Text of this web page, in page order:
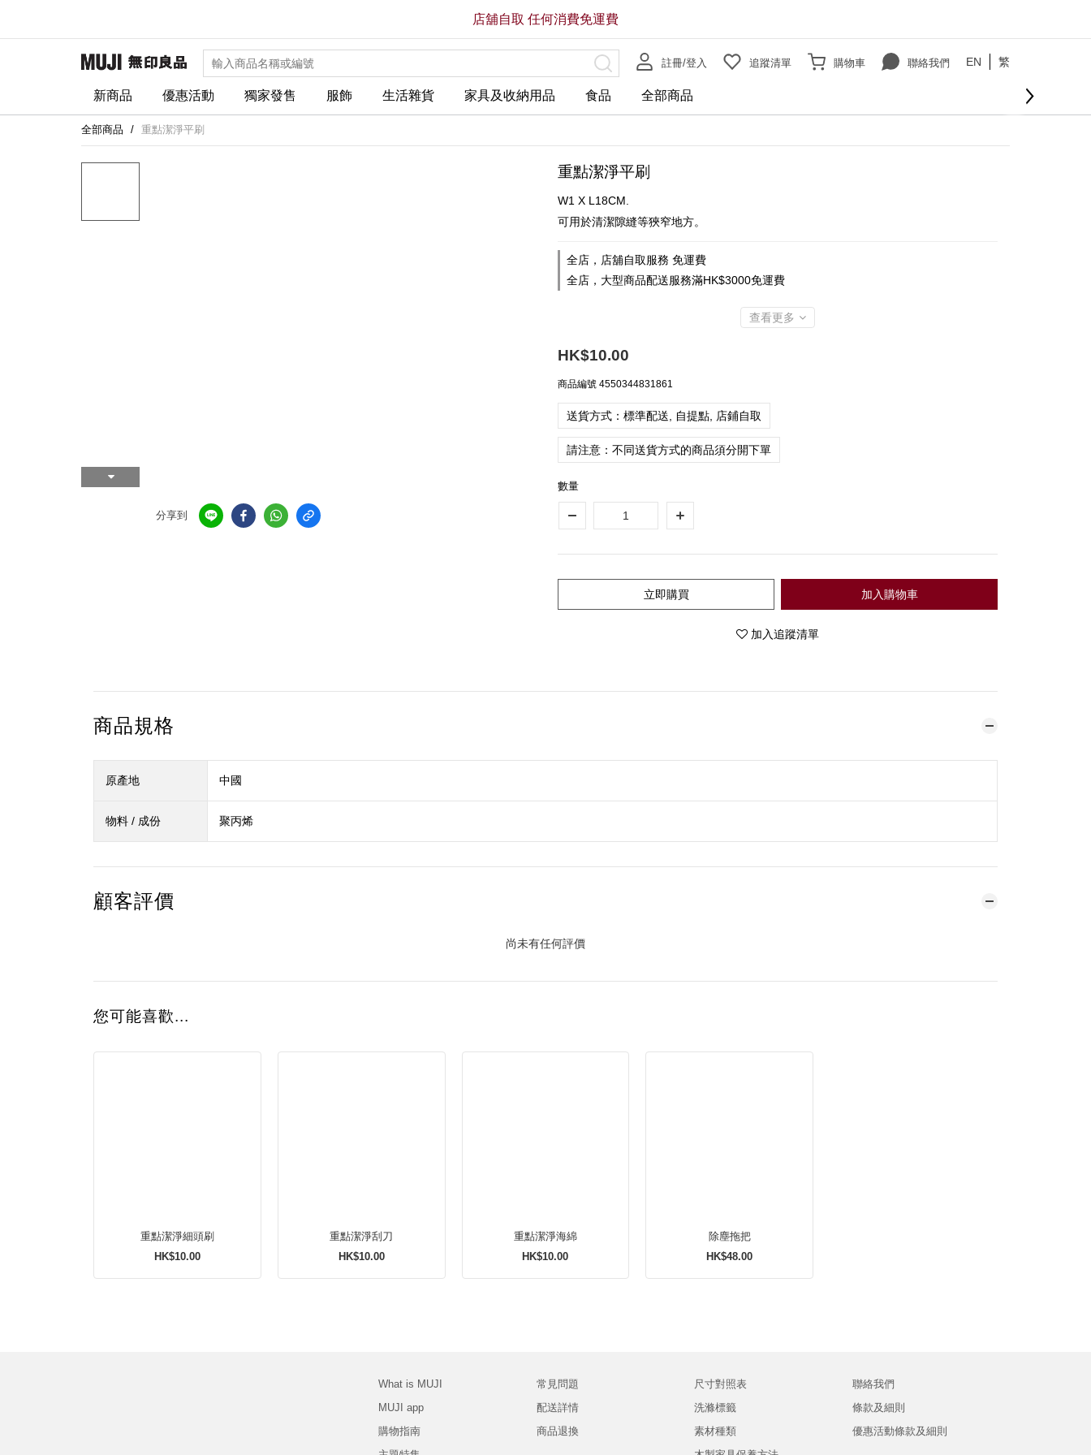
註冊/登入 追蹤清單 購物車 聯絡我們 EN 繁
新商品 優惠活動 獨家發售 服飾 生活雜貨 家具及收納用品 食品 全部商品
店舖自取 任何消費免運費
全部商品 重點潔淨平刷
分享到
重點潔淨平刷
W1 X L18CM.
可用於清潔隙縫等狹窄地方。
全店，店舖自取服務 免運費
全店，大型商品配送服務滿HK$3000免運費
查看更多
HK$10.00
商品編號 4550344831861
送貨方式：標準配送, 自提點, 店鋪自取
請注意：不同送貨方式的商品須分開下單
數量
加入購物車
立即購買
加入追蹤清單
商品規格
原產地 中國
物料 / 成份 聚丙烯
顧客評價
尚未有任何評價
您可能喜歡...
重點潔淨細頭刷
HK$10.00
重點潔淨刮刀
HK$10.00
重點潔淨海綿
HK$10.00
除塵拖把
HK$48.00
What is MUJI
MUJI app
購物指南
常見問題
配送詳情
商品退換
尺寸對照表
洗滌標籤
素材種類
聯絡我們
條款及細則
優惠活動條款及細則